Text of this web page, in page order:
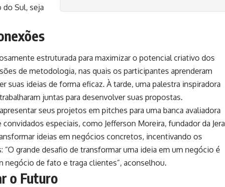
Sul, seja
estruturada para maximizar o potencial criativo dos
de metodologia, nas quais os participantes aprenderam
suas ideias de forma eficaz. À tarde, uma palestra inspiradora
juntas para desenvolver suas propostas.
seus projetos em pitches para uma banca avaliadora
especiais, como Jefferson Moreira, fundador da Jera
ideias em negócios concretos, incentivando os
grande desafio de transformar uma ideia em um negócio é
negócio de fato e traga clientes”, aconselhou.
o Futuro